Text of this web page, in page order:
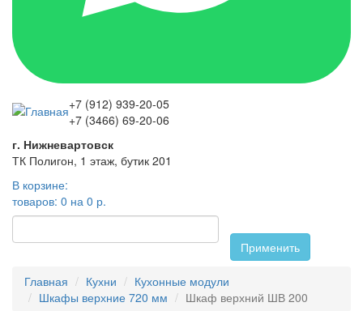
+7 (912) 939-20-05
+7 (3466) 69-20-06
г. Нижневартовск
ТК Полигон, 1 этаж, бутик 201
В корзине:
товаров: 0 на 0 р.
Применить
Главная Кухни
Кухонные модули
Шкафы верхние 720 мм
Шкаф верхний ШВ 200